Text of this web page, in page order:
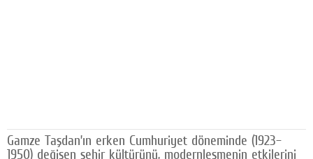
Twitter
Gamze Taşdan’ın erken Cumhuriyet döneminde (1923–
1950) değişen şehir kültürünü, modernleşmenin etkilerini